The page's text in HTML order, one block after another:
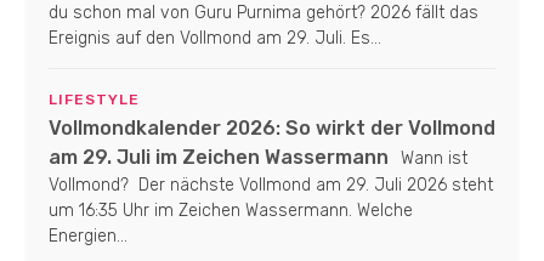
du schon mal von Guru Purnima gehört? 2026 fällt das
Ereignis auf den Vollmond am 29. Juli. Es...
LIFESTYLE
Vollmondkalender 2026: So wirkt der Vollmond
am 29. Juli im Zeichen Wassermann
Wann ist
Vollmond? Der nächste Vollmond am 29. Juli 2026 steht
um 16:35 Uhr im Zeichen Wassermann. Welche
Energien...